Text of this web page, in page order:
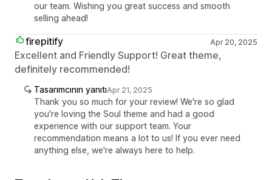
our team. Wishing you great success and smooth
selling ahead!
firepitify Apr 20, 2025
Excellent and Friendly Support! Great theme,
definitely recommended!
Tasarımcının yanıtıApr 21, 2025
Thank you so much for your review! We're so glad
you're loving the Soul theme and had a good
experience with our support team. Your
recommendation means a lot to us! If you ever need
anything else, we're always here to help.